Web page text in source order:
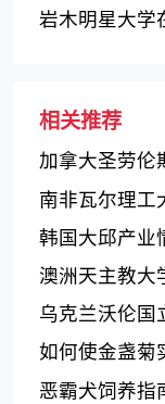
岩木明星大学
相关推荐
加拿大圣劳伦
南非瓦尔理工
韩国大邱产业
澳洲天主教大
可
乌克兰沃伦国
的？
如何使金盏菊
恶霸犬饲养指